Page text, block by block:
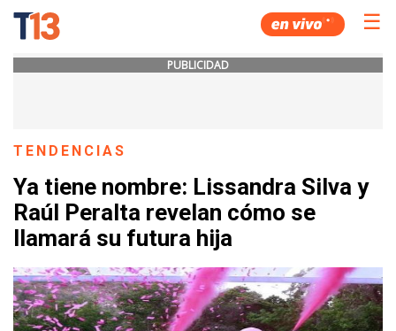
☰
PUBLICIDAD
TENDENCIAS
Ya tiene nombre: Lissandra Silva y
Raúl Peralta revelan cómo se
llamará su futura hija